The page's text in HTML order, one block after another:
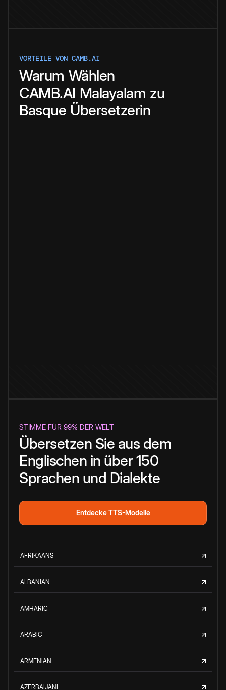
VORTEILE VON CAMB.AI
Warum Wählen
CAMB.AI Malayalam zu
Basque Übersetzerin
STIMME FÜR 99% DER WELT
Übersetzen Sie aus dem
Englischen in über 150
Sprachen und Dialekte
Entdecke TTS-Modelle
AFRIKAANS
ALBANIAN
AMHARIC
ARABIC
ARMENIAN
AZERBAIJANI